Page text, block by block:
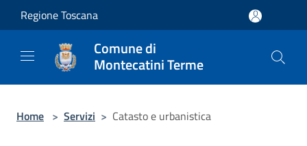
Salta al contenuto principale
Regione Toscana
Comune di
Montecatini Terme
Home > Servizi > Catasto e urbanistica